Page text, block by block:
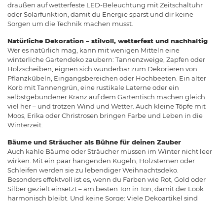
draußen auf wetterfeste LED-Beleuchtung mit Zeitschaltuhr
oder Solarfunktion, damit du Energie sparst und dir keine
Sorgen um die Technik machen musst.
Natürliche Dekoration – stilvoll, wetterfest und nachhaltig
Wer es natürlich mag, kann mit wenigen Mitteln eine
winterliche Gartendeko zaubern: Tannenzweige, Zapfen oder
Holzscheiben, eignen sich wunderbar zum Dekorieren von
Pflanzkübeln, Eingangsbereichen oder Hochbeeten. Ein alter
Korb mit Tannengrün, eine rustikale Laterne oder ein
selbstgebundener Kranz auf dem Gartentisch machen gleich
viel her – und trotzen Wind und Wetter. Auch kleine Töpfe mit
Moos, Erika oder Christrosen bringen Farbe und Leben in die
Winterzeit.
Bäume und Sträucher als Bühne für deinen Zauber
Auch kahle Bäume oder Sträucher müssen im Winter nicht leer
wirken. Mit ein paar hängenden Kugeln, Holzsternen oder
Schleifen werden sie zu lebendiger Weihnachtsdeko.
Besonders effektvoll ist es, wenn du Farben wie Rot, Gold oder
Silber gezielt einsetzt – am besten Ton in Ton, damit der Look
harmonisch bleibt. Und keine Sorge: Viele Dekoartikel sind